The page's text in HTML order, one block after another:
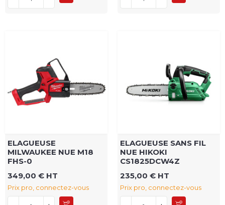
ELAGUEUSE
MILWAUKEE NUE M18
FHS-0
349,00 € HT
Prix pro, connectez-vous
ELAGUEUSE SANS FIL
NUE HIKOKI
CS1825DCW4Z
235,00 € HT
Prix pro, connectez-vous